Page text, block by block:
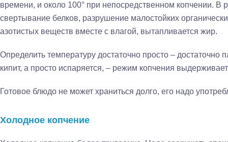
времени, и около 100° при непосредственном копчении. В
свертывание белков, разрушение малостойких
азотистых веществ вместе с влагой, вытапливается жир.
Определить температуру достаточно просто – достаточно
кипит, а просто испаряется, – режим копчения
Готовое блюдо не может храниться долго, его надо
Холодное копчение